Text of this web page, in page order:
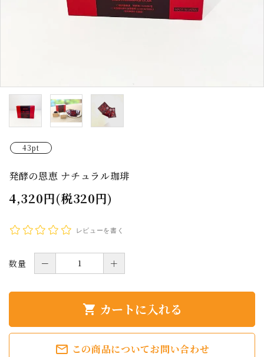
43pt
発酵の恩恵 ナチュラル珈琲
4,320円(税320円)
レビューを書く
数量 － ＋
shopping_cart カートに入れる
mail_outline この商品についてお問い合わせ